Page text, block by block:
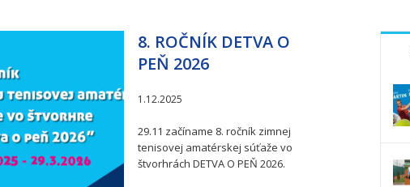
8. ROČNÍK DETVA O
PEŇ 2026
1.12.2025
29.11 začíname 8. ročník zimnej
tenisovej amatérskej súťaže vo
štvorhrách DETVA O PEŇ 2026.